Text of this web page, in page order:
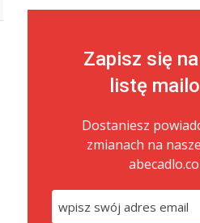
Zapisz się
listę
Dostaniesz
zmianach na